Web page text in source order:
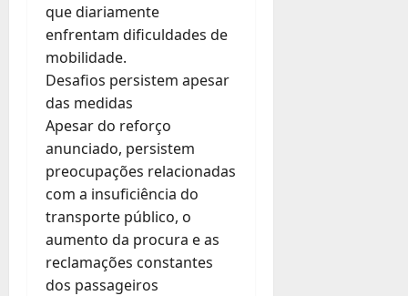
que diariamente
enfrentam dificuldades de
mobilidade.
Desafios persistem apesar
das medidas
Apesar do reforço
anunciado, persistem
preocupações relacionadas
com a insuficiência do
transporte público, o
aumento da procura e as
reclamações constantes
dos passageiros